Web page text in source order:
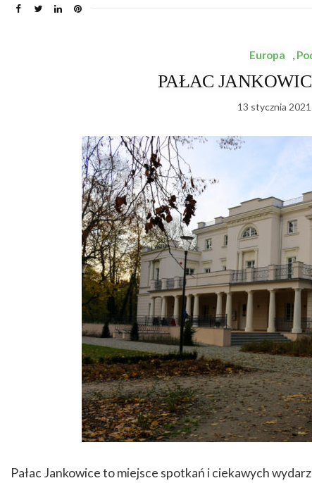
Europa ,
PAŁAC
13 stycznia 2021
Pałac Jankowice to miejsce spotkań i ciekawych